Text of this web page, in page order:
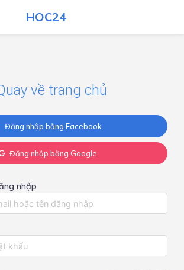
HOC24
HOC24
về trang chủ
Đăng nhập bằng Facebook
Đăng nhập bằng Google
nhập